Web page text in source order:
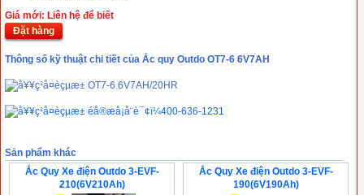
Giá mới: Liên hệ để biết
Đặt hàng
Thông số kỹ thuật chi tiết của Ắc quy Outdo OT7-6 6V7AH
Sản phẩm khác
Ắc Quy Xe điện Outdo 3-EVF-
210(6V210Ah)
Ắc Quy Xe điện Outdo 3-EVF-
190(6V190Ah)